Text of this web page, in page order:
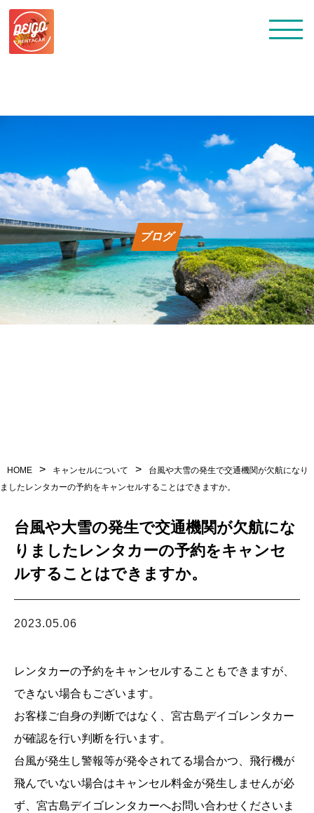
トップ
レンタカー料金
よくある質問
会社概要
LINEからお問い合わせ
営業時間 9:00 〜 18:00
ブログ
HOME > キャンセルについて >
台風や大雪の発生で交通機関が欠航になり
ましたレンタカーの予約をキャンセルすることはできますか。
台風や大雪の発生で交通機関が欠航にな
りましたレンタカーの予約をキャンセ
ルすることはできますか。
2023.05.06
レンタカーの予約をキャンセルすることもできますが、
できない場合もございます。
お客様ご自身の判断ではなく、宮古島デイゴレンタカー
が確認を行い判断を行います。
台風が発生し警報等が発令されてる場合かつ、飛行機が
飛んでいない場合はキャンセル料金が発生しませんが必
ず、宮古島デイゴレンタカーへお問い合わせくださいま